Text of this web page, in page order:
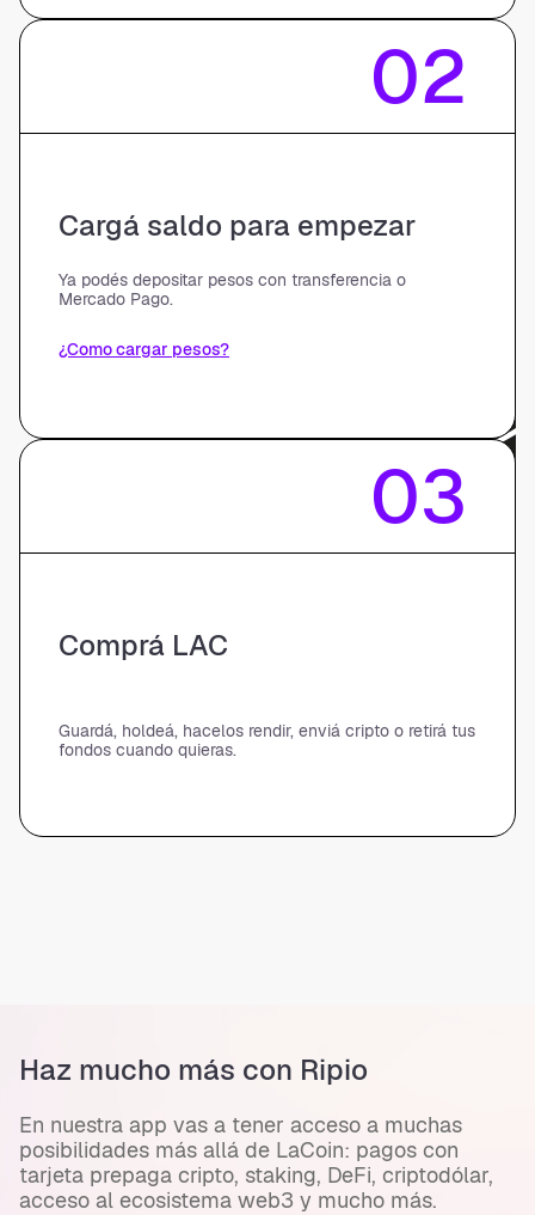
02
Cargá saldo para empezar
Ya podés depositar pesos con transferencia o
Mercado Pago.
¿Como cargar pesos?
03
Comprá LAC
Guardá, holdeá, hacelos rendir, enviá cripto o retirá tus
fondos cuando quieras.
Haz mucho más con Ripio
En nuestra app vas a tener acceso a muchas
posibilidades más allá de LaCoin: pagos con
tarjeta prepaga cripto, staking, DeFi, criptodólar,
acceso al ecosistema web3 y mucho más.